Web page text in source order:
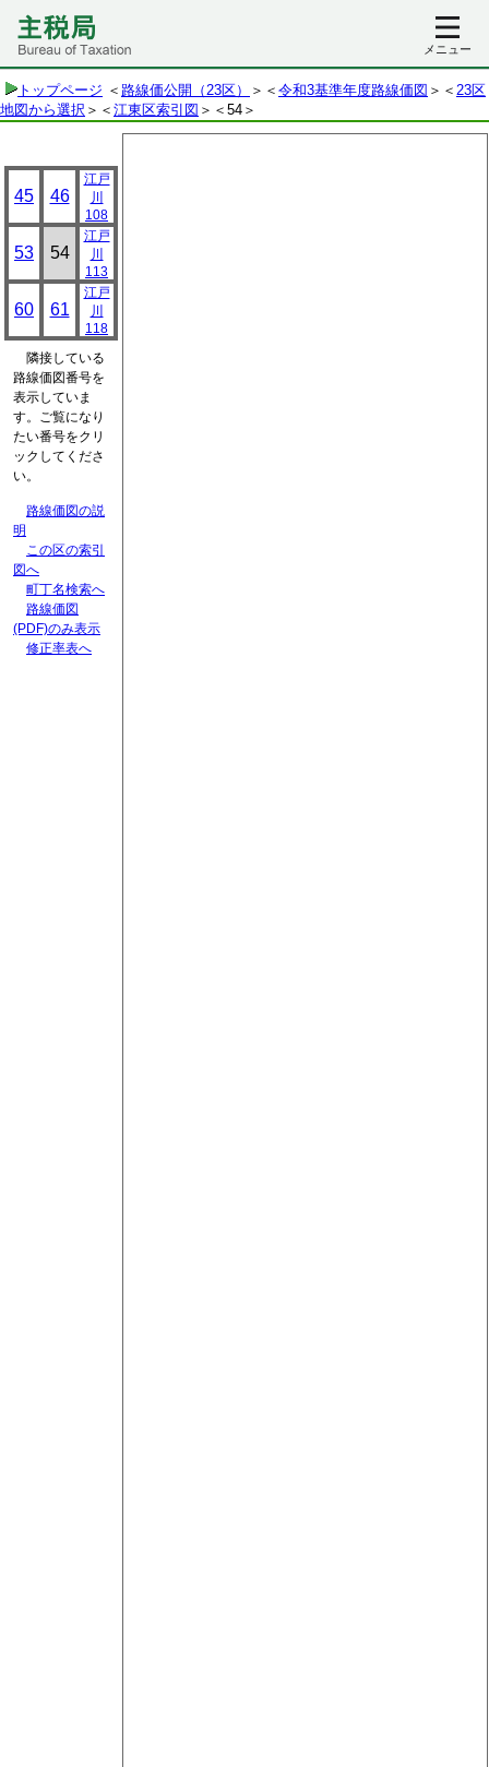
メニュー
トップページ ＜ 路線価公開（23区） ＞＜ 令和3基準年度路線価図 ＞＜ 23区
地図から選択 ＞＜ 江東区索引図 ＞ ＜54＞
45 46
江戸
川
108
53 54
江戸
川
113
60 61
江戸
川
118
隣接している
路線価図番号を
表示していま
す。ご覧になり
たい番号をクリ
ックしてくださ
い。
路線価図の説
明
この区の索引
図へ
町丁名検索へ
路線価図
(PDF)のみ表示
修正率表へ